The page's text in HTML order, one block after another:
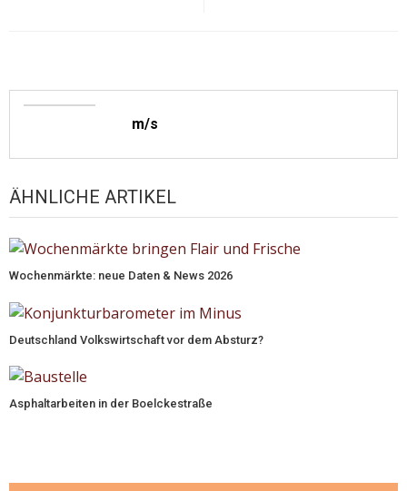
m/s
ÄHNLICHE ARTIKEL
Wochenmärkte: neue Daten & News 2026
Deutschland Volkswirtschaft vor dem Absturz?
Asphaltarbeiten in der Boelckestraße